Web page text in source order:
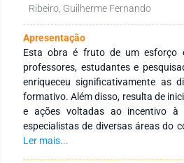
Ribeiro, Guilherme Fernando
Apresentação
Esta obra é fruto de um esforço
professores, estudantes e
enriqueceu significativamente as
formativo. Além disso, resulta de
e ações voltadas ao incentivo à
especialistas de diversas áreas do
a Instituições de Educação
Ler mais...